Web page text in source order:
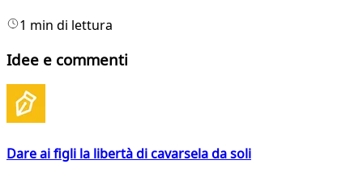
1 min di lettura
Idee e commenti
Dare ai figli la libertà di cavarsela da soli